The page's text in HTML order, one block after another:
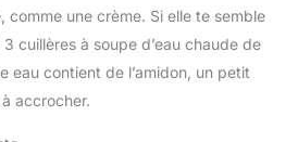
comme une crème. Si elle te semble
cuillères à soupe d’eau chaude de
eau contient de l’amidon, un petit
accrocher.